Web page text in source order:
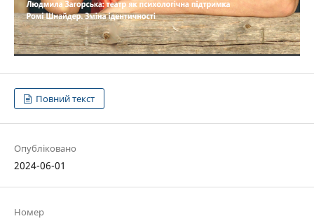
Повний текст
Опубліковано
2024-06-01
Номер